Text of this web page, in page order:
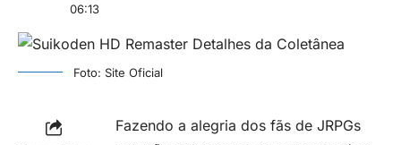
06:13
Foto: Site Oficial
Fazendo a alegria dos fãs de JRPGs